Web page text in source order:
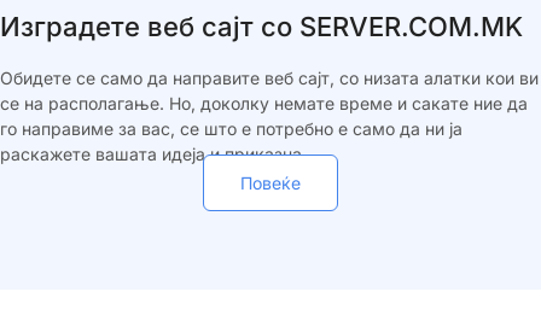
Изградете веб сајт со SERVER.COM.MK
Обидете се само да направите веб сајт, со низата алатки кои ви
се на располагање. Но, доколку немате време и сакате ние да
го направиме за вас, се што е потребно е само да ни ја
раскажете вашата идеја и приказна.
Повеќе